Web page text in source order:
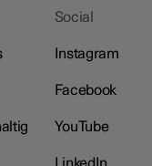
Social
Instagram
Facebook
YouTube